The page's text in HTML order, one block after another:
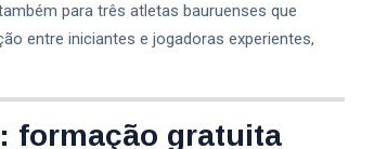
para três atletas bauruenses que
entre iniciantes e jogadoras experientes,
formação gratuita